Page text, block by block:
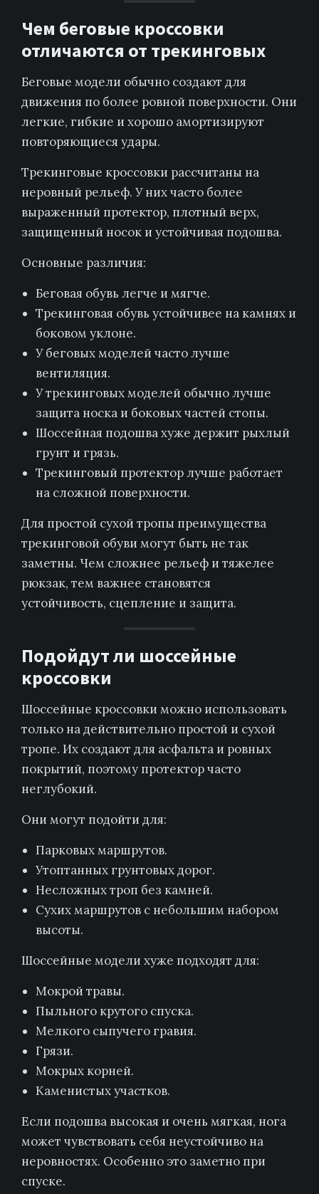
Чем беговые кроссовки
отличаются от трекинговых
Беговые модели обычно создают для
движения по более ровной поверхности. Они
легкие, гибкие и хорошо амортизируют
повторяющиеся удары.
Трекинговые кроссовки рассчитаны на
неровный рельеф. У них часто более
выраженный протектор, плотный верх,
защищенный носок и устойчивая подошва.
Основные различия:
Беговая обувь легче и мягче.
Трекинговая обувь устойчивее на камнях и
боковом уклоне.
У беговых моделей часто лучше
вентиляция.
У трекинговых моделей обычно лучше
защита носка и боковых частей стопы.
Шоссейная подошва хуже держит рыхлый
грунт и грязь.
Трекинговый протектор лучше работает
на сложной поверхности.
Для простой сухой тропы преимущества
трекинговой обуви могут быть не так
заметны. Чем сложнее рельеф и тяжелее
рюкзак, тем важнее становятся
устойчивость, сцепление и защита.
Подойдут ли шоссейные
кроссовки
Шоссейные кроссовки можно использовать
только на действительно простой и сухой
тропе. Их создают для асфальта и ровных
покрытий, поэтому протектор часто
неглубокий.
Они могут подойти для:
Парковых маршрутов.
Утоптанных грунтовых дорог.
Несложных троп без камней.
Сухих маршрутов с небольшим набором
высоты.
Шоссейные модели хуже подходят для:
Мокрой травы.
Пыльного крутого спуска.
Мелкого сыпучего гравия.
Грязи.
Мокрых корней.
Каменистых участков.
Если подошва высокая и очень мягкая, нога
может чувствовать себя неустойчиво на
неровностях. Особенно это заметно при
спуске.